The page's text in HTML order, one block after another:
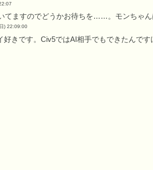
てますのでどうかお待ちを……。モンちゃ
) 22:09:00
きです。Civ5ではAI相手でもできたんで